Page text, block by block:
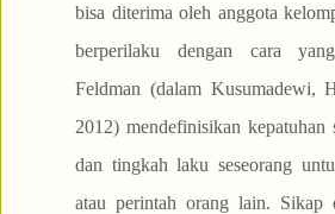
bisa diterima oleh anggota
berperilaku dengan cara
Feldman (dalam Kusumadewi,
2012) mendefinisikan kepatuhan
dan tingkah laku seseorang
atau perintah orang lain. Sikap